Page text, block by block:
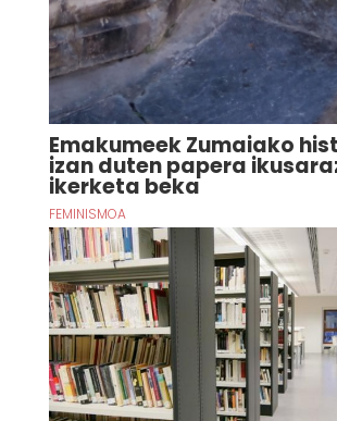
Emakumeek Zumaiako
izan duten papera
ikerketa beka
FEMINISMOA